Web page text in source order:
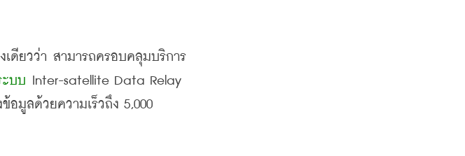
ดียวว่า สามารถครอบคลุมบริการ
ะบบ
อมูลด้วยความเร็วถึง 5,000